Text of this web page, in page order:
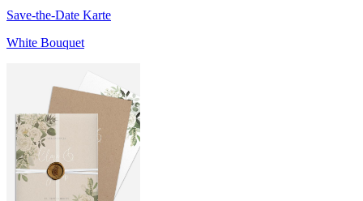
Save-the-Date Karte
White Bouquet